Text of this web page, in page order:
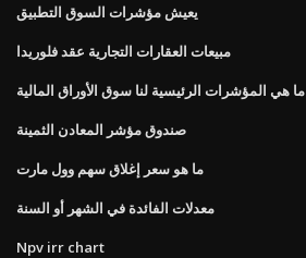
يعيش مؤشرات السوق التطبيق
مبيعات العقارات التجارية عقد فلوريدا
ما هي المؤشرات الرئيسية لنا سوق الأوراق المالية
صندوق مؤشر المعادن الثمينة
ما هو سعر إغلاق سهم وول مارت
معدلات الفائدة في الشهر أو السنة
Npv irr chart